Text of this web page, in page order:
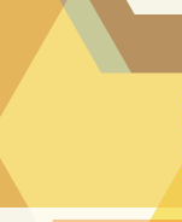
contenu